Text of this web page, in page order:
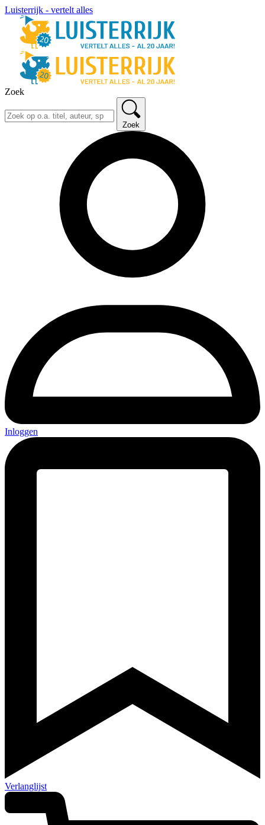
Luisterrijk - vertelt alles
Zoek
Zoek
Inloggen
Verlanglijst